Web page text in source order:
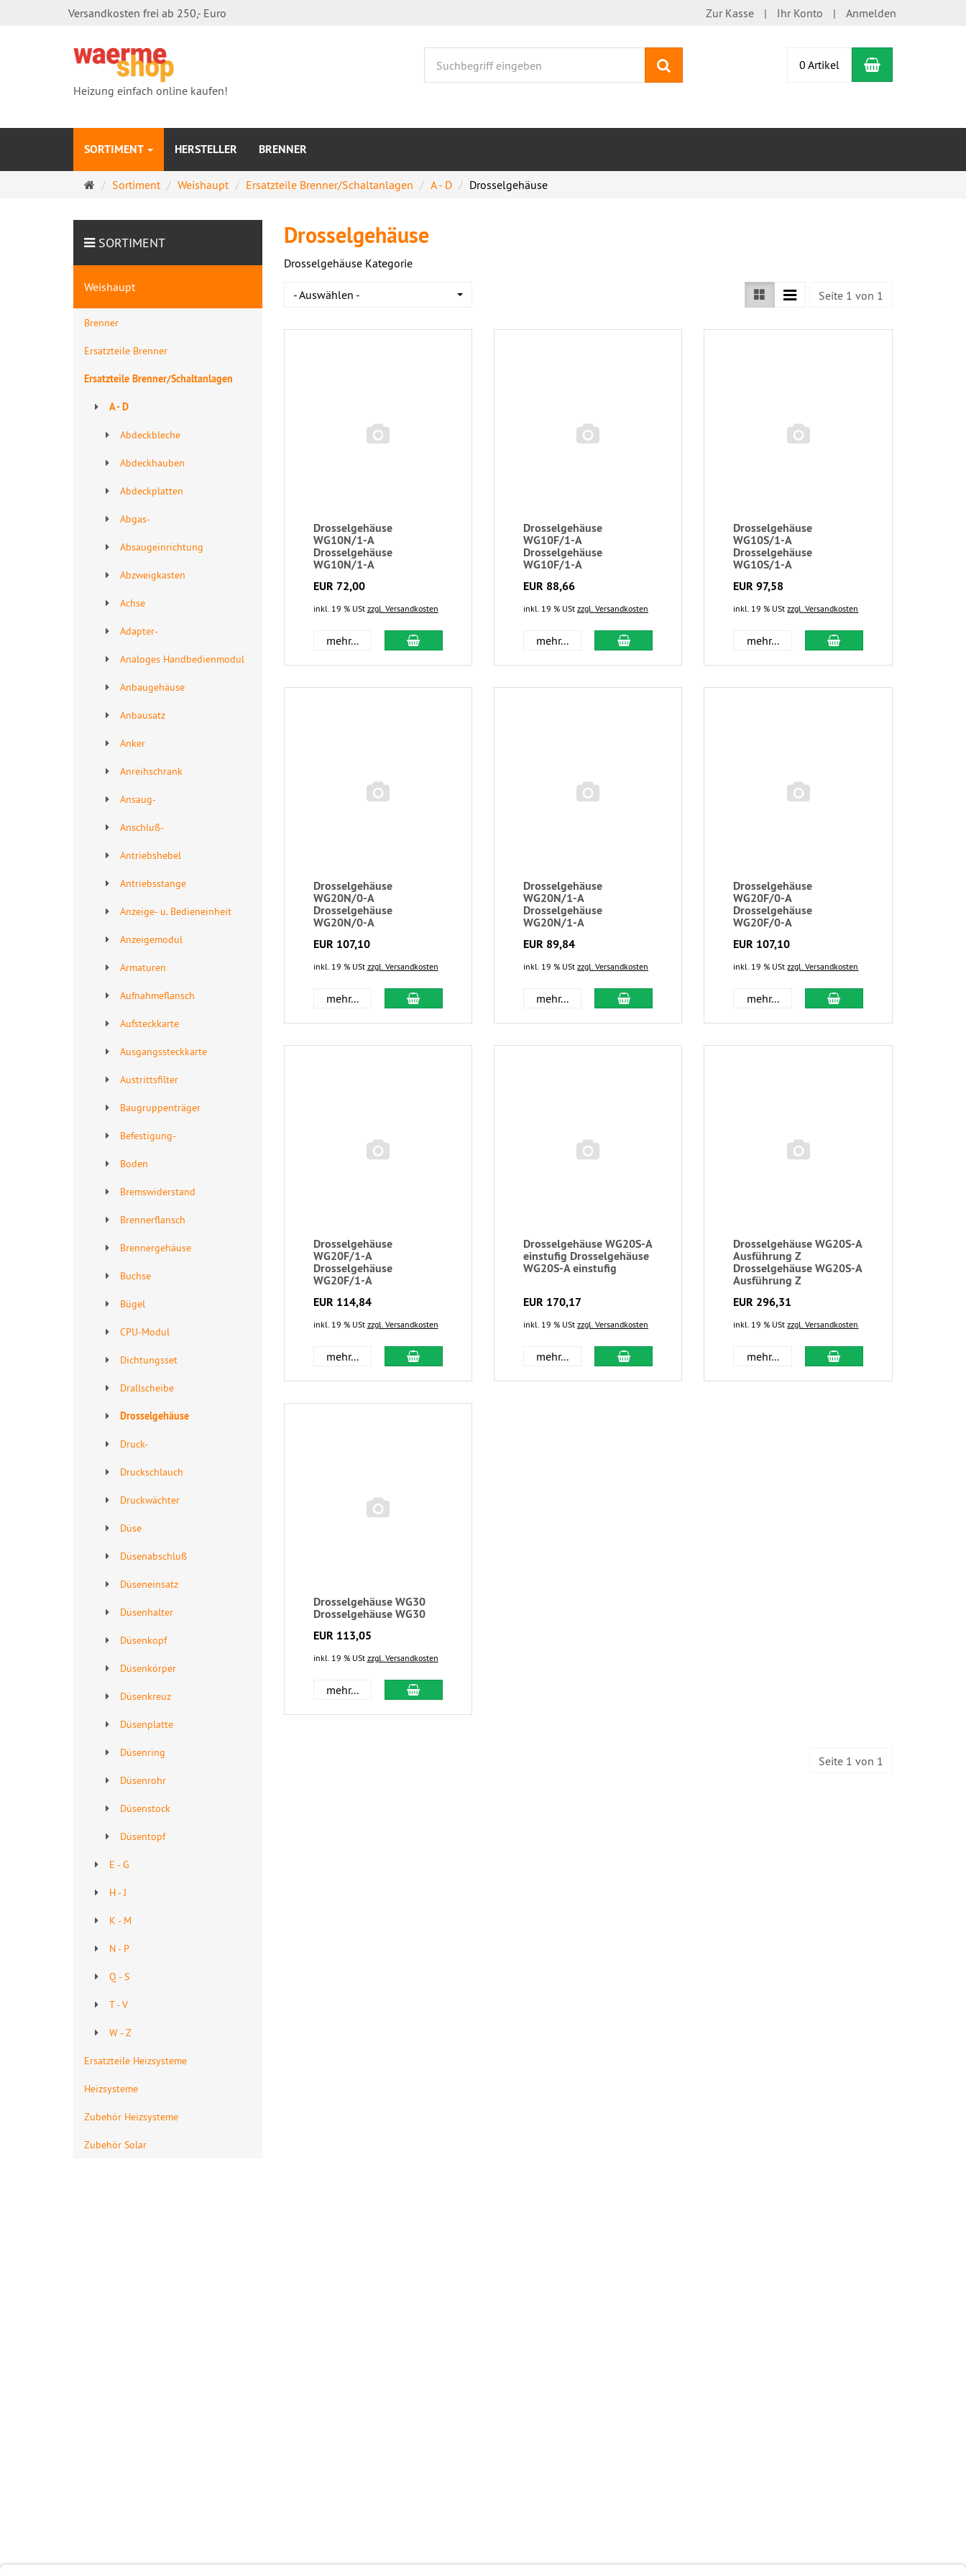
Versandkosten frei ab 250,- Euro Zur Kasse Ihr Konto Anmelden
Heizung einfach online kaufen!
0 Artikel Warenkorb
SORTIMENT HERSTELLER BRENNER
Startseite
Sortiment Weishaupt Ersatzteile Brenner/Schaltanlagen A - D Drosselgehäuse
Drosselgehäuse
Drosselgehäuse Kategorie
- Auswählen - Seite 1 von 1
Drosselgehäuse
WG10N/1-A
Drosselgehäuse
WG10N/1-A
EUR 72,00
inkl. 19 % USt zzgl. Versandkosten
mehr...
Drosselgehäuse
WG10F/1-A
Drosselgehäuse
WG10F/1-A
EUR 88,66
inkl. 19 % USt zzgl. Versandkosten
mehr...
Drosselgehäuse
WG10S/1-A
Drosselgehäuse
WG10S/1-A
EUR 97,58
inkl. 19 % UStzzgl. Versandkosten
mehr...
Drosselgehäuse
WG20N/0-A
Drosselgehäuse
WG20N/0-A
EUR 107,10
inkl. 19 % USt zzgl. Versandkosten
mehr...
Drosselgehäuse
WG20N/1-A
Drosselgehäuse
WG20N/1-A
EUR 89,84
inkl. 19 % USt zzgl. Versandkosten
mehr...
Drosselgehäuse
WG20F/0-A
Drosselgehäuse
WG20F/0-A
EUR 107,10
inkl. 19 % UStzzgl. Versandkosten
mehr...
Drosselgehäuse
WG20F/1-A
Drosselgehäuse
WG20F/1-A
EUR 114,84
inkl. 19 % USt zzgl. Versandkosten
mehr...
Drosselgehäuse WG20S-A
einstufig Drosselgehäuse
WG20S-A einstufig
EUR 170,17
inkl. 19 % USt zzgl. Versandkosten
mehr...
Drosselgehäuse WG20S-A
Ausführung Z
Drosselgehäuse WG20S-A
Ausführung Z
EUR 296,31
inkl. 19 % UStzzgl. Versandkosten
mehr...
Drosselgehäuse WG30
Drosselgehäuse WG30
EUR 113,05
inkl. 19 % USt zzgl. Versandkosten
mehr...
Seite 1 von 1
SORTIMENT
Weishaupt
Brenner
Ersatzteile Brenner
Ersatzteile Brenner/Schaltanlagen
A - D
Abdeckbleche
Abdeckhauben
Abdeckplatten
Abgas-
Absaugeinrichtung
Abzweigkasten
Achse
Adapter-
Analoges Handbedienmodul
Anbaugehäuse
Anbausatz
Anker
Anreihschrank
Ansaug-
Anschluß-
Antriebshebel
Antriebsstange
Anzeige- u. Bedieneinheit
Anzeigemodul
Armaturen
Aufnahmeflansch
Aufsteckkarte
Ausgangssteckkarte
Austrittsfilter
Baugruppenträger
Befestigung-
Boden
Bremswiderstand
Brennerflansch
Brennergehäuse
Buchse
Bügel
CPU-Modul
Dichtungsset
Drallscheibe
Drosselgehäuse
Druck-
Druckschlauch
Druckwächter
Düse
Düsenabschluß
Düseneinsatz
Düsenhalter
Düsenkopf
Düsenkörper
Düsenkreuz
Düsenplatte
Düsenring
Düsenrohr
Düsenstock
Düsentopf
E - G
H - J
K - M
N - P
Q - S
T - V
W - Z
Ersatzteile Heizsysteme
Heizsysteme
Zubehör Heizsysteme
Zubehör Solar